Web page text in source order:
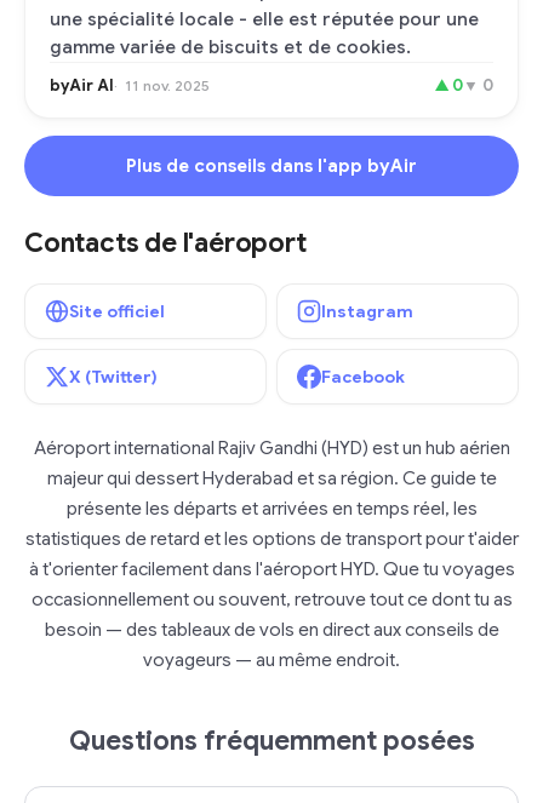
une spécialité locale - elle est réputée pour une
gamme variée de biscuits et de cookies.
byAir AI 11 nov. 2025 ▲ 0▼ 0
Plus de conseils dans l'app byAir
Contacts de l'aéroport
Site officiel Instagram
X (Twitter) Facebook
Aéroport international Rajiv Gandhi (HYD) est un hub aérien
majeur qui dessert Hyderabad et sa région. Ce guide te
présente les départs et arrivées en temps réel, les
statistiques de retard et les options de transport pour t'aider
à t'orienter facilement dans l'aéroport HYD. Que tu voyages
occasionnellement ou souvent, retrouve tout ce dont tu as
besoin — des tableaux de vols en direct aux conseils de
voyageurs — au même endroit.
Questions fréquemment posées